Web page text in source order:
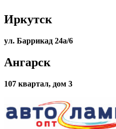
ц
приборов
Иркутск
ул. Баррикад 24а/6
Ангарск
107 квартал, дом 3